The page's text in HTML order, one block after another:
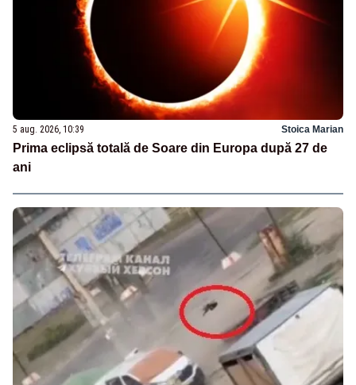
5 aug. 2026, 10:39 Stoica Marian
Prima eclipsă totală de Soare din Europa după 27 de
ani